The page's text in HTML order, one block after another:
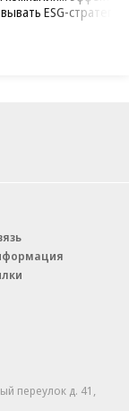
ESG-стратегию
переулок д. 41,